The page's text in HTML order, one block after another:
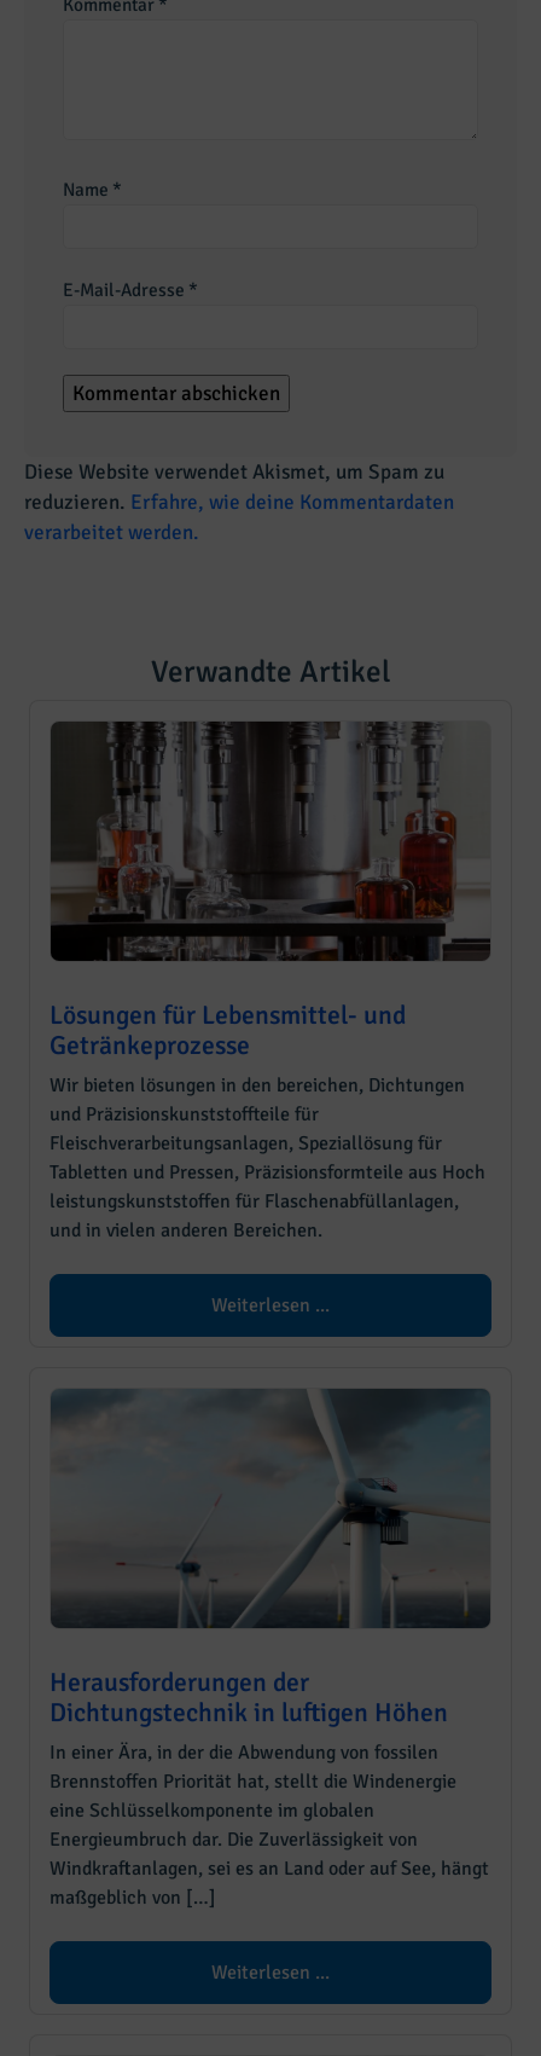
Kommentar *
Name *
E-Mail-Adresse *
Diese Website verwendet Akismet, um Spam zu
reduzieren. Erfahre, wie deine Kommentardaten
verarbeitet werden.
Verwandte Artikel
Lösungen für Lebensmittel- und
Getränkeprozesse
Wir bieten lösungen in den bereichen, Dichtungen
und Präzisionskunststoffteile für
Fleischverarbeitungsanlagen, Speziallösung für
Tabletten und Pressen, Präzisionsformteile aus Hoch
leistungskunststoffen für Flaschenabfüllanlagen,
und in vielen anderen Bereichen.
Weiterlesen ...
Herausforderungen der
Dichtungstechnik in luftigen Höhen
In einer Ära, in der die Abwendung von fossilen
Brennstoffen Priorität hat, stellt die Windenergie
eine Schlüsselkomponente im globalen
Energieumbruch dar. Die Zuverlässigkeit von
Windkraftanlagen, sei es an Land oder auf See, hängt
maßgeblich von […]
Weiterlesen ...